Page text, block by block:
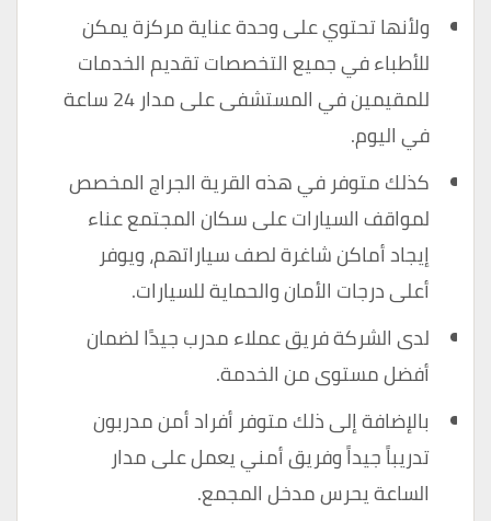
ولأنها تحتوي على وحدة عناية مركزة يمكن
للأطباء في جميع التخصصات تقديم الخدمات
للمقيمين في المستشفى على مدار 24 ساعة
في اليوم.
كذلك متوفر في هذه القرية الجراج المخصص
لمواقف السيارات على سكان المجتمع عناء
إيجاد أماكن شاغرة لصف سياراتهم، ويوفر
أعلى درجات الأمان والحماية للسيارات.
لدى الشركة فريق عملاء مدرب جيدًا لضمان
أفضل مستوى من الخدمة.
بالإضافة إلى ذلك متوفر أفراد أمن مدربون
تدريباً جيداً وفريق أمني يعمل على مدار
الساعة يحرس مدخل المجمع.